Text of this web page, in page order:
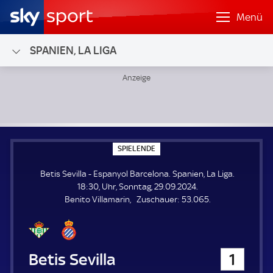
Menü
SPANIEN, LA LIGA
SPIELENDE
P
E
L
E
N
Betis Sevilla - Espanyol Barcelona. Spanien, La Liga.
18:30, Uhr, Sonntag, 29.09.2024.
Benito Villamarin
Zuschauer: Z
53.065.
Betis Sevilla 1